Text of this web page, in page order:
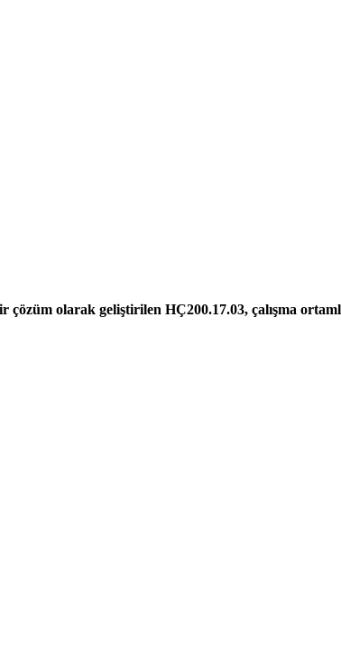
çözüm olarak geliştirilen HÇ200.17.03, çalışma